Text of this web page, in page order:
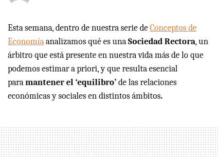
Esta semana, dentro de nuestra serie deConceptos de
Economíaanalizamos qué es unaSociedad Rectora, un
árbitro que está presente en nuestra vida más de lo que
podemos estimar a priori, y que resulta esencial
paramantener el ‘equilibro’de las relaciones
económicas y sociales en distintos ámbitos.